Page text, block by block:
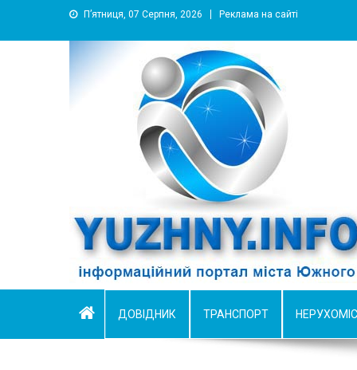
П’ятниця, 07 Серпня, 2026 Реклама на сайті
YUZHNY.INFO
информационный портал города Южный
ДОВІДНИК ТРАНСПОРТ